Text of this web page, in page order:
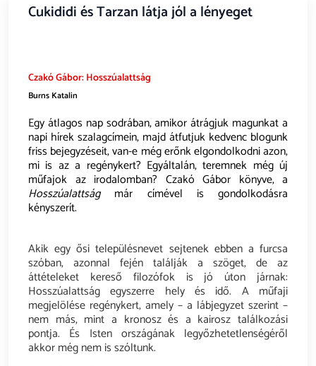
Cukididi és Tarzan látja jól a lényeget
Czakó Gábor: Hosszúalattság
Burns Katalin
Egy átlagos nap sodrában, amikor átrágjuk magunkat a
napi hírek szalagcímein, majd átfutjuk kedvenc blogunk
friss bejegyzéseit, van-e még erőnk elgondolkodni azon,
mi is az a regénykert? Egyáltalán, teremnek még új
műfajok az irodalomban? Czakó Gábor könyve, a
Hosszúalattság már címével is gondolkodásra
kényszerít.
Akik egy ősi településnevet sejtenek ebben a furcsa
szóban, azonnal fején találják a szöget, de az
áttételeket kereső filozófok is jó úton járnak:
Hosszúalattság egyszerre hely és idő. A műfaji
megjelölése regénykert, amely – a lábjegyzet szerint –
nem más, mint a kronosz és a kairosz találkozási
pontja. És Isten országának legyőzhetetlenségéről
akkor még nem is szóltunk.